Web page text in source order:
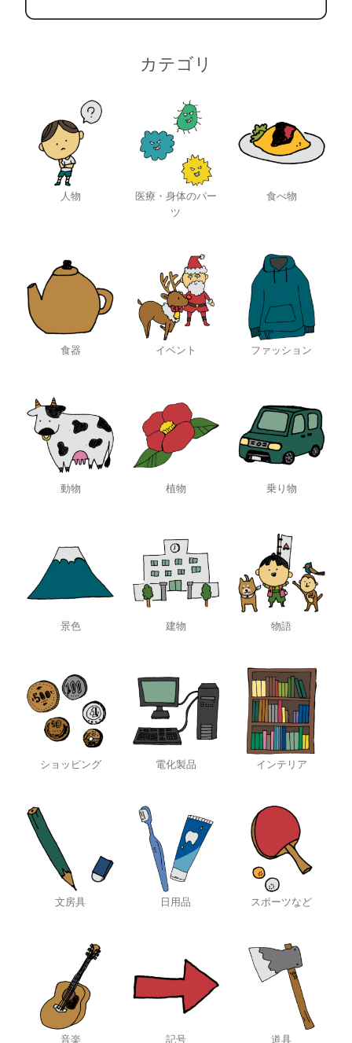
カテゴリ
人物
医療・身体のパー
ツ
食べ物
食器 イベント ファッション
動物 植物 乗り物
景色 建物 物語
ショッピング 電化製品 インテリア
文房具 日用品 スポーツなど
音楽 記号 道具